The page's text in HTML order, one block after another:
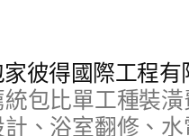
彼得國際工程有
統包比單工種裝
計、浴室翻修、